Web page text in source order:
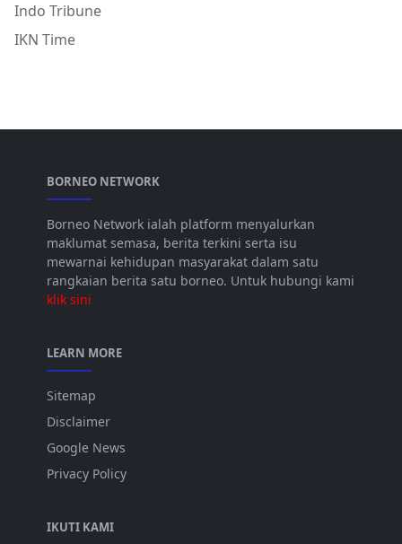
Indo Tribune
IKN Time
BORNEO NETWORK
Borneo Network ialah platform menyalurkan
maklumat semasa, berita terkini serta isu
mewarnai kehidupan masyarakat dalam satu
rangkaian berita satu borneo. Untuk hubungi kami
klik sini
LEARN MORE
Sitemap
Disclaimer
Google News
Privacy Policy
IKUTI KAMI